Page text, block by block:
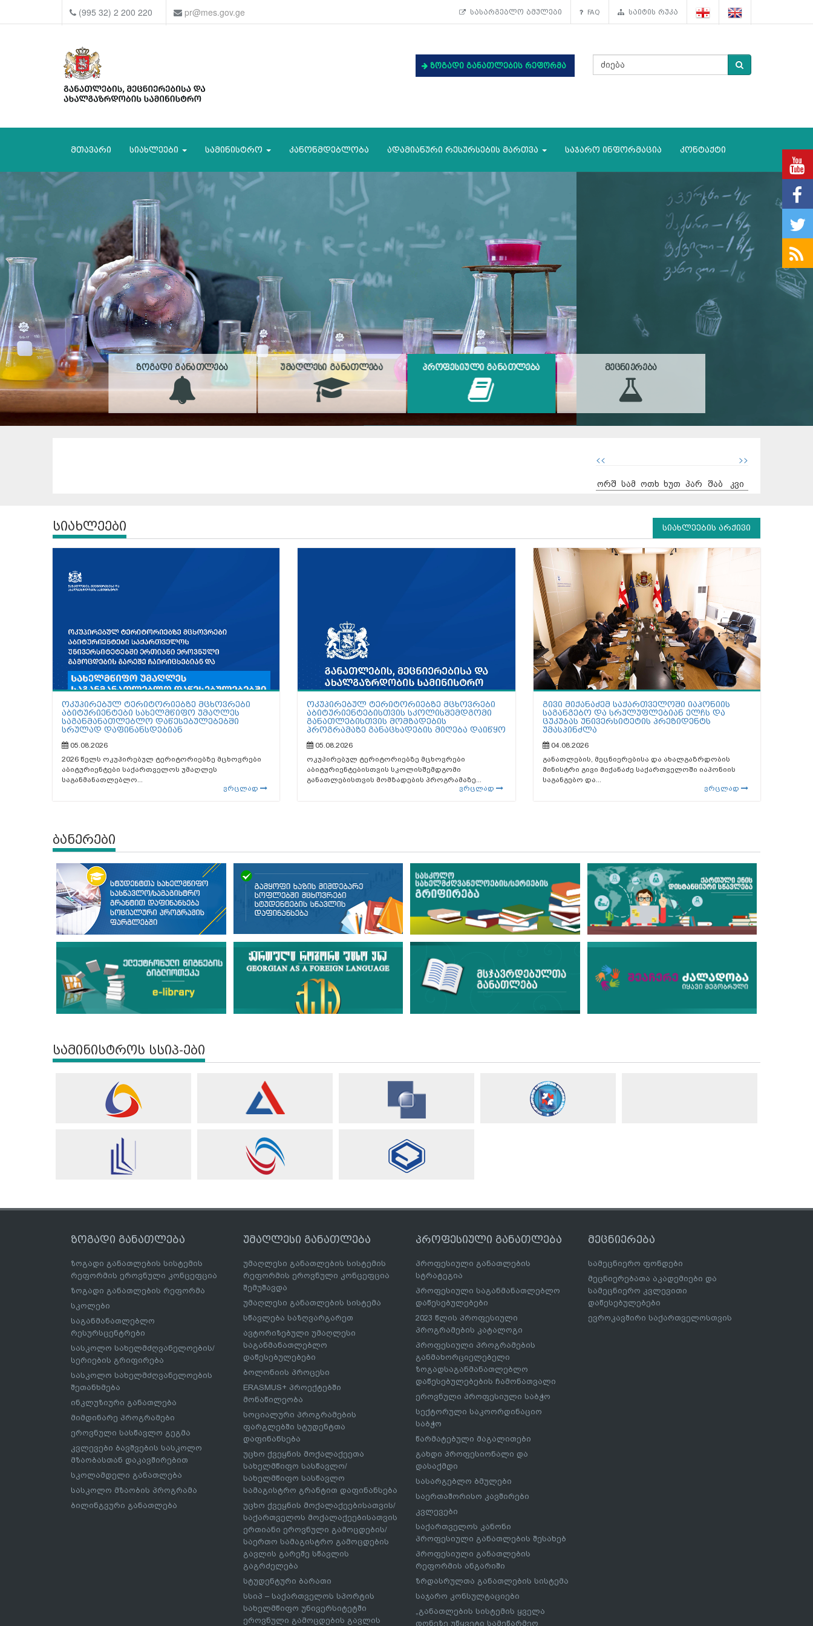
(995 32) 2 200 220 pr@mes.gov.ge სასარგებლო ბმულები FAQ საიტის რუკა
ზოგადი განათლების რეფორმა
მთავარი სიახლეები სამინისტრო კანონმდებლობა ადამიანური რესურსების მართვა საჯარო ინფორმაცია კონტაქტი
ᲖᲝᲒᲐᲓᲘ ᲒᲐᲜᲐᲗᲚᲔᲑᲐ ᲣᲛᲐᲦᲚᲔᲡᲘ ᲒᲐᲜᲐᲗᲚᲔᲑᲐ ᲞᲠᲝᲤᲔᲡᲘᲣᲚᲘ ᲒᲐᲜᲐᲗᲚᲔᲑᲐ ᲛᲔᲪᲜᲘᲔᲠᲔᲑᲐ
<< >>
ორშ სამ ოთხ ხუთ პარ შაბ კვი
სიახლეები სიახლეების არქივი
ოკუპირებულ ტერიტორიებზე მცხოვრები
აბიტურიენტები სახელმწიფო უმაღლეს
საგანმანათლებლო დაწესებულებებში
სრულად დაფინანსდებიან
05.08.2026
2026 წელს ოკუპირებულ ტერიტორიებზე მცხოვრები
აბიტურიენტები საქართველოს უმაღლეს
საგანმანათლებლო...
ვრცლად
ოკუპირებულ ტერიტორიებზე მცხოვრები
აბიტურიენტებისთვის სკოლისშემდგომი
განათლებისთვის მომზადების
პროგრამაზე განაცხადების მიღება დაიწყო
05.08.2026
ოკუპირებულ ტერიტორიებზე მცხოვრები
აბიტურიენტებისთვის სკოლისშემდგომი
განათლებისთვის მომზადების პროგრამაზე...
ვრცლად
გივი მიქანაძემ საქართველოში იაპონიის
საგანგებო და სრულუფლებიან ელჩს და
ცუკუბას უნივერსიტეტის პრეზიდენტს
უმასპინძლა
04.08.2026
განათლების, მეცნიერებისა და ახალგაზრდობის
მინისტრი გივი მიქანაძე საქართველოში იაპონიის
საგანგებო და...
ვრცლად
ბანერები
სამინისტროს სსიპ-ები
ზოგადი განათლება
ზოგადი განათლების სისტემის
რეფორმის ეროვნული კონცეფცია
ზოგადი განათლების რეფორმა
სკოლები
საგანმანათლებლო
რესურსცენტრები
სასკოლო სახელმძღვანელოების/
სერიების გრიფირება
სასკოლო სახელმძღვანელოების
შეთანხმება
ინკლუზიური განათლება
მიმდინარე პროგრამები
ეროვნული სასწავლო გეგმა
კვლევები ბავშვების სასკოლო
მზაობასთან დაკავშირებით
სკოლამდელი განათლება
სასკოლო მზაობის პროგრამა
ბილინგვური განათლება
უმაღლესი განათლება
უმაღლესი განათლების სისტემის
რეფორმის ეროვნული კონცეფცია
შემუშავდა
უმაღლესი განათლების სისტემა
სწავლება საზღვარგარეთ
ავტორიზებული უმაღლესი
საგანმანათლებლო
დაწესებულებები
ბოლონიის პროცესი
ERASMUS+ პროექტებში
მონაწილეობა
სოციალური პროგრამების
ფარგლებში სტუდენტთა
დაფინანსება
უცხო ქვეყნის მოქალაქეეთა
სახელმწიფო სასწავლო/
სახელმწიფო სასწავლო
სამაგისტრო გრანტით დაფინანსება
უცხო ქვეყნის მოქალაქეებისათვის/
საქართველოს მოქალაქეებისათვის
ერთიანი ეროვნული გამოცდების/
საერთო სამაგისტრო გამოცდების
გავლის გარეშე სწავლის
გაგრძელება
სტუდენტური ბარათი
სსიპ – საქართველოს სპორტის
სახელმწიფო უნივერსიტეტში
ეროვნული გამოცდების გავლის
პროფესიული განათლება
პროფესიული განათლების
სტრატეგია
პროფესიული საგანმანათლებლო
დაწესებულებები
2023 წლის პროფესიული
პროგრამების კატალოგი
პროფესიული პროგრამების
განმახორციელებელი
ზოგადსაგანმანათლებლო
დაწესებულებების ჩამონათვალი
ეროვნული პროფესიული საბჭო
სექტორული საკოორდინაციო
საბჭო
წარმატებული მაგალითები
გახდი პროფესიონალი და
დასაქმდი
სასარგებლო ბმულები
საერთაშორისო კავშირები
კვლევები
საქართველოს კანონი
პროფესიული განათლების შესახებ
პროფესიული განათლების
რეფორმის ანგარიში
ზრდასრულთა განათლების სისტემა
საჯარო კონსულტაციები
„განათლების სისტემის ყველა
დონეზე უწყვეტი სამეწარმეო
მეცნიერება
სამეცნიერო ფონდები
მეცნიერებათა აკადემიები და
სამეცნიერო კვლევითი
დაწესებულებები
ევროკავშირი საქართველოსთვის